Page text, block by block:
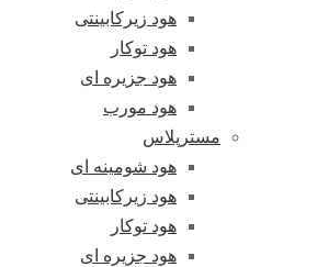
هود زیرکابینتی
هود توکار
هود جزیره ای
هود مورب
مسترپلاس
هود شومینه ای
هود زیرکابینتی
هود توکار
هود جزیره ای